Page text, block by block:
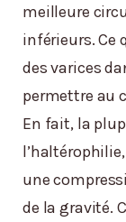
meilleure
inférieurs. Ce
des varices
permettre au
En fait, la
une
de la gravité.